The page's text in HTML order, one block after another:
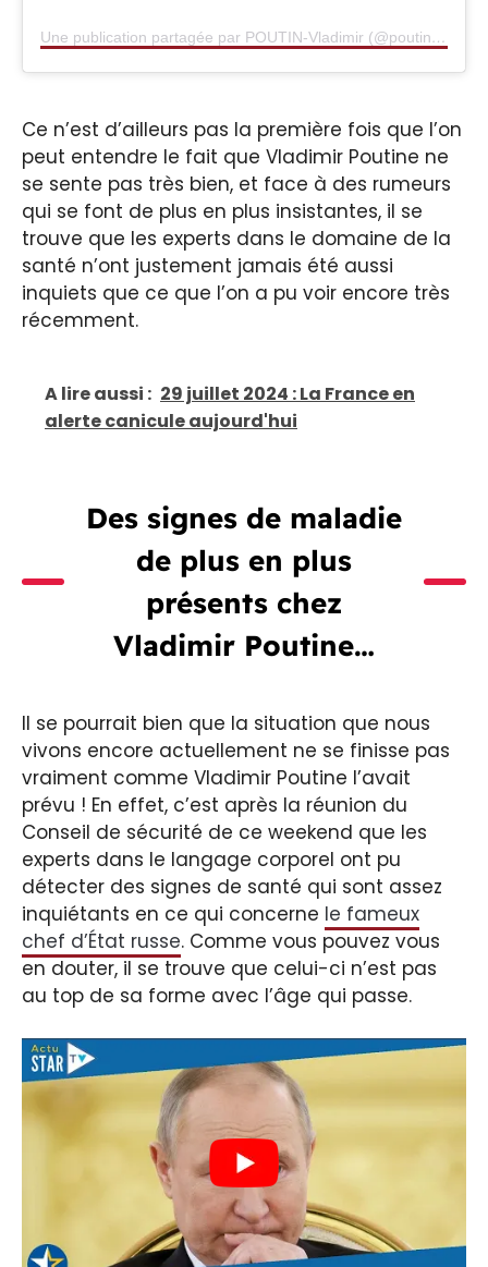
Une publication partagée par POUTIN-Vladimir (@poutinee_officiel)
Ce n’est d’ailleurs pas la première fois que l’on
peut entendre le fait que Vladimir Poutine ne
se sente pas très bien, et face à des rumeurs
qui se font de plus en plus insistantes, il se
trouve que les experts dans le domaine de la
santé n’ont justement jamais été aussi
inquiets que ce que l’on a pu voir encore très
récemment.
A lire aussi : 29 juillet 2024 : La France en
alerte canicule aujourd'hui
Des signes de maladie
de plus en plus
présents chez
Vladimir Poutine…
Il se pourrait bien que la situation que nous
vivons encore actuellement ne se finisse pas
vraiment comme Vladimir Poutine l’avait
prévu ! En effet, c’est après la réunion du
Conseil de sécurité de ce weekend que les
experts dans le langage corporel ont pu
détecter des signes de santé qui sont assez
inquiétants en ce qui concerne le fameux
chef d’État russe. Comme vous pouvez vous
en douter, il se trouve que celui-ci n’est pas
au top de sa forme avec l’âge qui passe.